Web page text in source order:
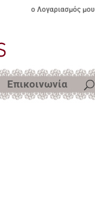
ο Λογαριασμός μου
Επικοινωνία